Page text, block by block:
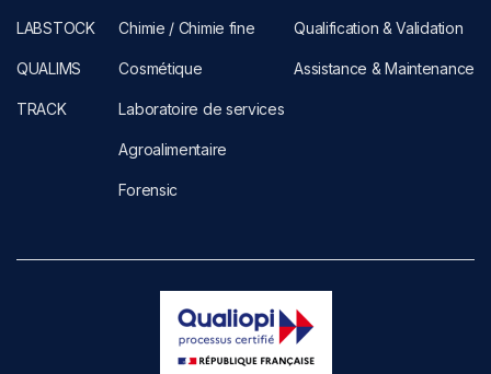
LABSTOCK
QUALIMS
TRACK
Chimie / Chimie fine
Cosmétique
Laboratoire de services
Agroalimentaire
Forensic
Qualification & Validation
Assistance & Maintenance